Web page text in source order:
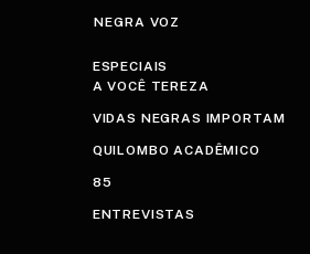
NEGRA VOZ
ESPECIAIS
A VOCÊ TEREZA
VIDAS NEGRAS IMPORTAM
QUILOMBO ACADÊMICO
85
ENTREVISTAS